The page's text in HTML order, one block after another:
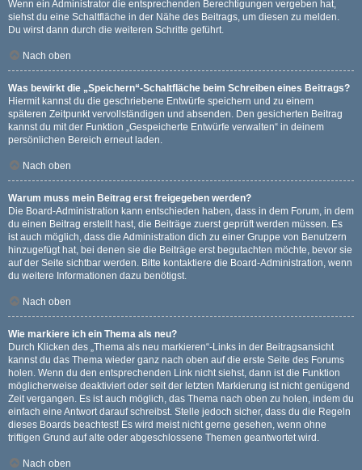
Wenn ein Administrator die entsprechenden Berechtigungen vergeben hat,
siehst du eine Schaltfläche in der Nähe des Beitrags, um diesen zu melden.
Du wirst dann durch die weiteren Schritte geführt.
Nach oben
Was bewirkt die „Speichern“-Schaltfläche beim Schreiben eines Beitrags?
Hiermit kannst du die geschriebene Entwürfe speichern und zu einem
späteren Zeitpunkt vervollständigen und absenden. Den gesicherten Beitrag
kannst du mit der Funktion „Gespeicherte Entwürfe verwalten“ in deinem
persönlichen Bereich erneut laden.
Nach oben
Warum muss mein Beitrag erst freigegeben werden?
Die Board-Administration kann entschieden haben, dass in dem Forum, in dem
du einen Beitrag erstellt hast, die Beiträge zuerst geprüft werden müssen. Es
ist auch möglich, dass die Administration dich zu einer Gruppe von Benutzern
hinzugefügt hat, bei denen sie die Beiträge erst begutachten möchte, bevor sie
auf der Seite sichtbar werden. Bitte kontaktiere die Board-Administration, wenn
du weitere Informationen dazu benötigst.
Nach oben
Wie markiere ich ein Thema als neu?
Durch Klicken des „Thema als neu markieren“-Links in der Beitragsansicht
kannst du das Thema wieder ganz nach oben auf die erste Seite des Forums
holen. Wenn du den entsprechenden Link nicht siehst, dann ist die Funktion
möglicherweise deaktiviert oder seit der letzten Markierung ist nicht genügend
Zeit vergangen. Es ist auch möglich, das Thema nach oben zu holen, indem du
einfach eine Antwort darauf schreibst. Stelle jedoch sicher, dass du die Regeln
dieses Boards beachtest! Es wird meist nicht gerne gesehen, wenn ohne
triftigen Grund auf alte oder abgeschlossene Themen geantwortet wird.
Nach oben